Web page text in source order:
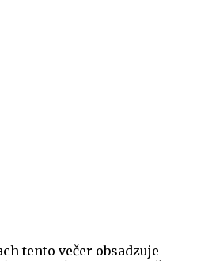
tento večer obsadzuje